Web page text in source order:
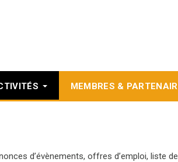
MEMBRES &
d’évènements, offres d’emploi, liste